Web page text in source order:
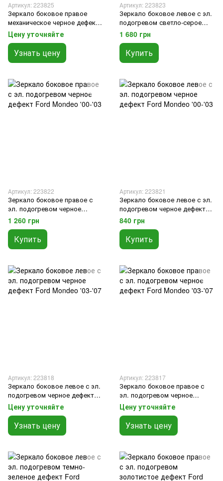
Артикул: 223825
Зеркало боковое правое
механическое черное дефект
Ford Mondeo '03-'07
Цену уточняйте
Узнать цену
Артикул: 223823
Зеркало боковое левое с эл.
подогревом светло-серое
дефект Ford Mondeo '00-'03
1 680 грн
Купить
Артикул: 223822
Зеркало боковое правое с
эл. подогревом черное
дефект Ford Mondeo '00-'03
1 260 грн
Купить
Артикул: 223821
Зеркало боковое левое с эл.
подогревом черное дефект
Ford Mondeo '00-'03
840 грн
Купить
Артикул: 223818
Зеркало боковое левое с эл.
подогревом черное дефект
Ford Mondeo '03-'07
Цену уточняйте
Узнать цену
Артикул: 223817
Зеркало боковое правое с
эл. подогревом черное
дефект Ford Mondeo '03-'07
Цену уточняйте
Узнать цену